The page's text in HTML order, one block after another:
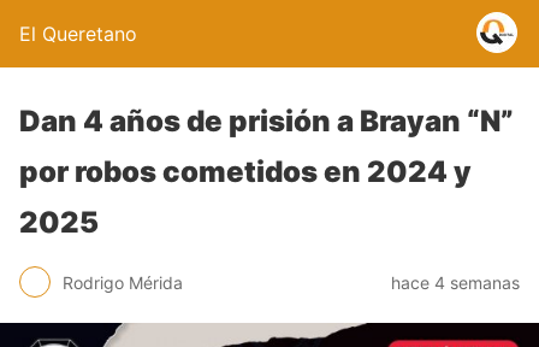
El Queretano
Dan 4 años de prisión a Brayan “N”
por robos cometidos en 2024 y
2025
Rodrigo Mérida hace 4 semanas